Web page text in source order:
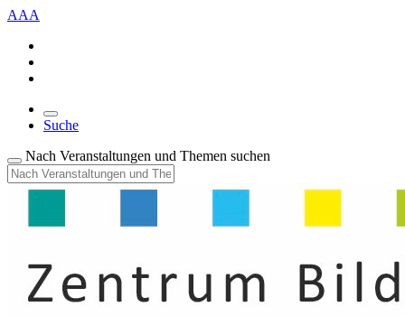
AAA
Suche
Nach Veranstaltungen und Themen suchen